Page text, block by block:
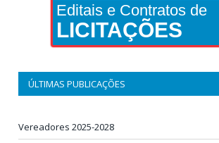
Editais e Contratos de
LICITAÇÕES
ÚLTIMAS PUBLICAÇÕES
Vereadores 2025-2028